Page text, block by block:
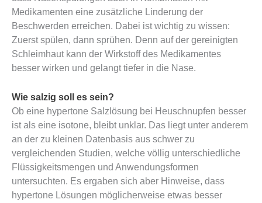
Medikamenten eine zusätzliche Linderung der
Beschwerden erreichen. Dabei ist wichtig zu wissen:
Zuerst spülen, dann sprühen. Denn auf der gereinigten
Schleimhaut kann der Wirkstoff des Medikamentes
besser wirken und gelangt tiefer in die Nase.
Wie salzig soll es sein?
Ob eine hypertone Salzlösung bei Heuschnupfen besser
ist als eine isotone, bleibt unklar. Das liegt unter anderem
an der zu kleinen Datenbasis aus schwer zu
vergleichenden Studien, welche völlig unterschiedliche
Flüssigkeitsmengen und Anwendungsformen
untersuchten. Es ergaben sich aber Hinweise, dass
hypertone Lösungen möglicherweise etwas besser